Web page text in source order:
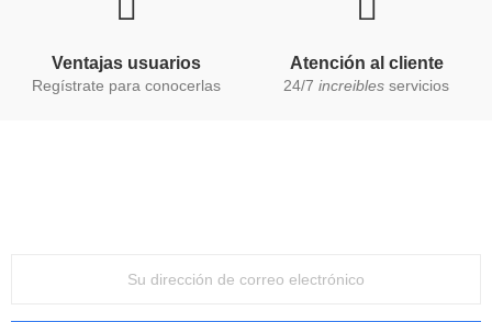
Ventajas usuarios
Regístrate para conocerlas
Atención al cliente
24/7 increibles servicios